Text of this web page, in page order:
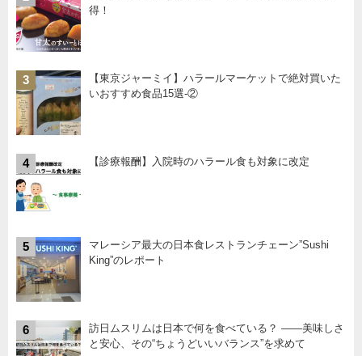
得！
3
【東京ジャーミイ】ハラールマーケットで絶対買いた
いおすすめ食品15選-②
4 【診療報酬】入院時のハラール食も対象に改定
5
マレーシア最大の日本食レストランチェーン”Sushi
King”のレポート
6
訪日ムスリムは日本で何を食べている？ ――美味しさ
と安心、その“ちょうどいいバランス”を求めて